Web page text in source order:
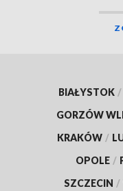
BIAŁYSTOK /
GORZÓW
KRAKÓW /
OPOLE /
SZCZECIN /